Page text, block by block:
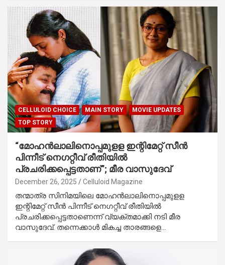
CELLULOID CHOICE MAIN STORY
MOVIE UPDATES
TOP STORY
“മോഹൻലാലിനൊപ്പമുളള ഇന്റിമേറ്റ് സീൻ
പിന്നീട് നെഗറ്റീവ് രീതിയിൽ
പ്രചരിക്കപ്പെട്ടതാണ്”; മീര വാസുദേവ്
December 26, 2025 Celluloid Magazine
തന്മാത്ര സിനിമയിലെ മോഹൻലാലിനൊപ്പമുളള
ഇന്റിമേറ്റ് സീൻ പിന്നീട് നെഗറ്റീവ് രീതിയിൽ
പ്രചരിക്കപ്പെട്ടതാണെന്ന് വ്യക്തമാക്കി നടി മീര
വാസുദേവ്. തന്നെക്കാൾ മികച്ച താരങ്ങളെ…